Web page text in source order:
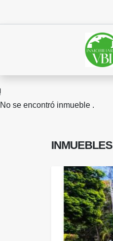
No se encontró inmueble .
INMUEBLES